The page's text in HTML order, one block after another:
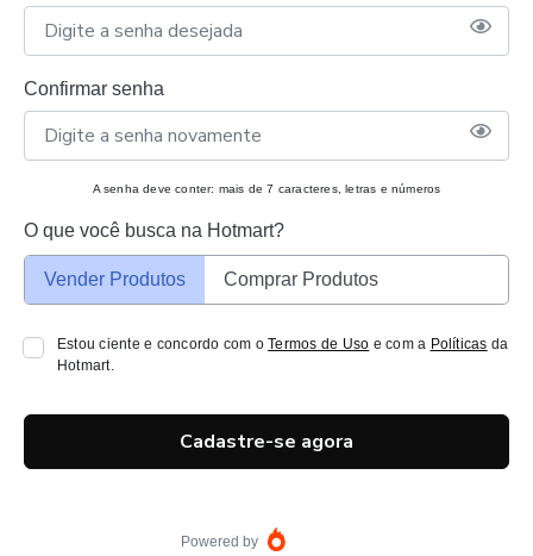
Confirmar senha
A senha deve conter: mais de 7 caracteres, letras e números
O que você busca na Hotmart?
Vender Produtos Comprar Produtos
Estou ciente e concordo com oTermos de Uso e com a Políticas da
Hotmart.
Cadastre-se agora
Powered by